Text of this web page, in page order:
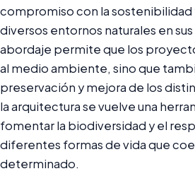
compromiso con la sostenibilidad
diversos entornos naturales en
abordaje permite que los
al medio ambiente, sino que
preservación y mejora de los
la arquitectura se vuelve una
fomentar la biodiversidad y el
diferentes formas de vida que
determinado.